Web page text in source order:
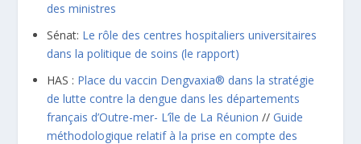
des ministres
Sénat: Le rôle des centres hospitaliers universitaires
dans la politique de soins (le rapport)
HAS : Place du vaccin Dengvaxia® dans la stratégie
de lutte contre la dengue dans les départements
français d’Outre-mer- L’île de La Réunion //Guide
méthodologique relatif à la prise en compte des